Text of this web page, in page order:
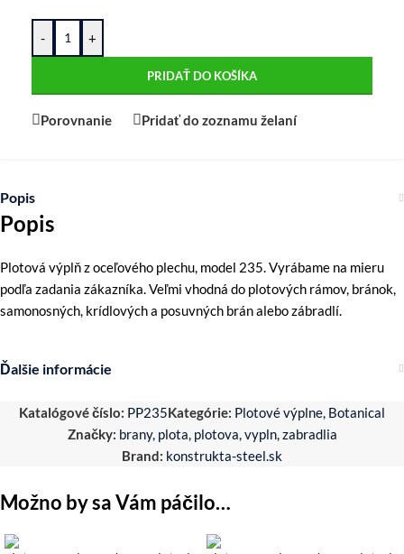
- +
PRIDAŤ DO KOŠÍKA
Porovnanie Pridať do zoznamu želaní
Popis
Popis
Plotová výplň z oceľového plechu, model 235. Vyrábame na mieru
podľa zadania zákazníka. Veľmi vhodná do plotových rámov, bránok,
samonosných, krídlových a posuvných brán alebo zábradlí.
Ďalšie informácie
Katalógové číslo: PP235Kategórie: Plotové výplne, Botanical
Značky: brany, plota, plotova,vypln,zabradlia
Brand: konstrukta-steel.sk
Možno by sa Vám páčilo…